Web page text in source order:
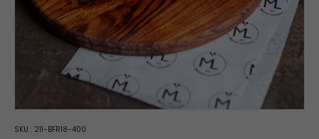
SKU : 211-BFR18-400